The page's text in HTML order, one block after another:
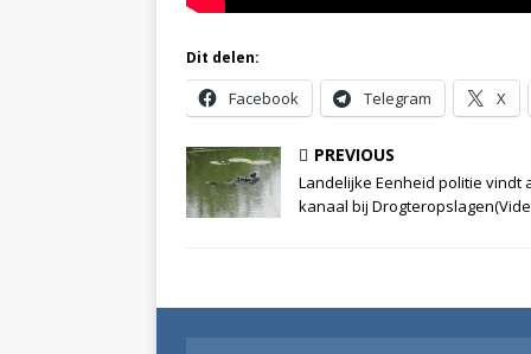
Dit delen:
Facebook Telegram X
PREVIOUS
Landelijke Eenheid politie vindt
kanaal bij